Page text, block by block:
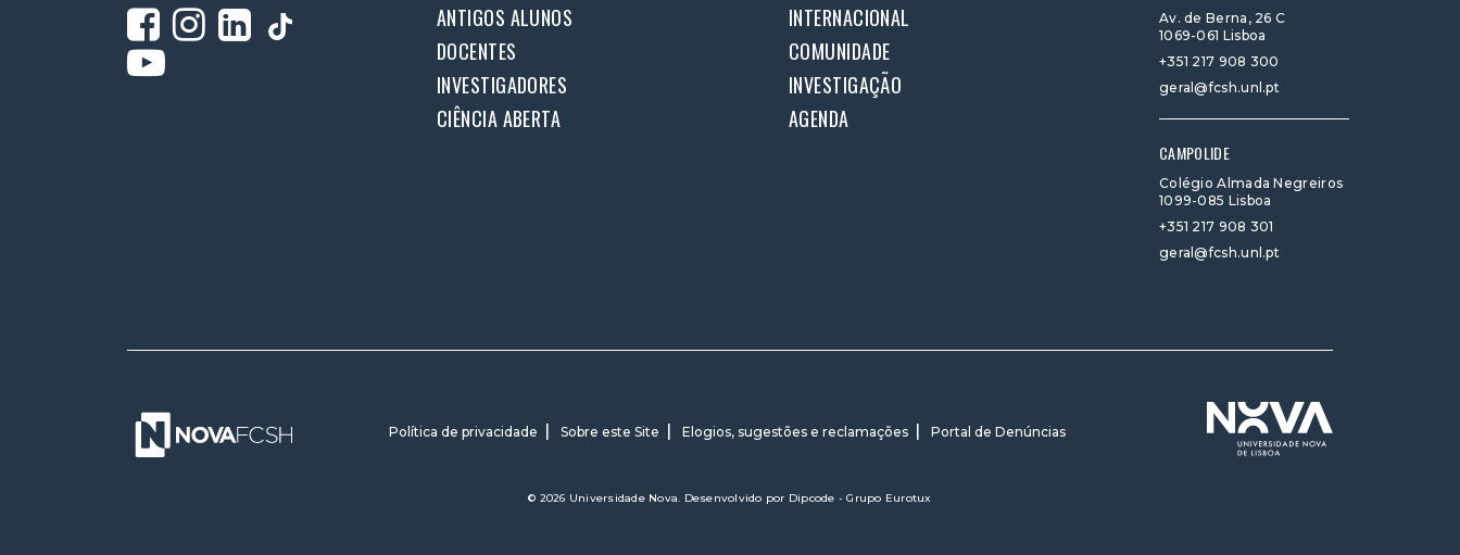
ANTIGOS ALUNOS
INTERNACIONAL
DOCENTES
COMUNIDADE
INVESTIGADORES
INVESTIGAÇÃO
CIÊNCIA ABERTA
AGENDA
Av. de Berna, 26 C
1069-061 Lisboa
+351 217 908 300
geral@fcsh.unl.pt
CAMPOLIDE
Colégio Almada Negreiros
1099-085 Lisboa
+351 217 908 301
geral@fcsh.unl.pt
Política de privacidade Sobre este Site Elogios, sugestões e reclamações Portal de Denúncias
© 2026 Universidade Nova. Desenvolvido por Dipcode - Grupo Eurotux